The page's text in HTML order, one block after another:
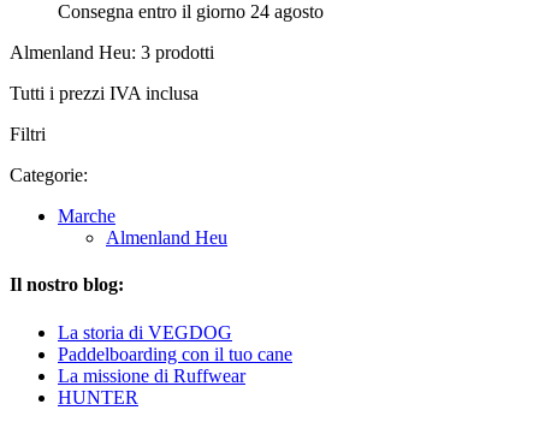
Consegna entro il giorno 24 agosto
Almenland Heu: 3 prodotti
Tutti i prezzi IVA inclusa
Filtri
Categorie:
Marche
Almenland Heu
Il nostro blog:
La storia di VEGDOG
Paddelboarding con il tuo cane
La missione di Ruffwear
HUNTER